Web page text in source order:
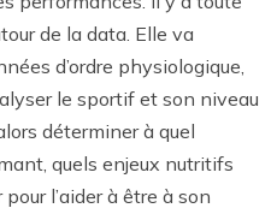
de la data. Elle va
d’ordre physiologique,
le sportif et son niveau
déterminer à quel
quels enjeux nutritifs
l’aider à être à son